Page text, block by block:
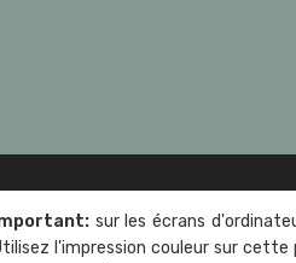
sur les écrans
l'impression couleur sur